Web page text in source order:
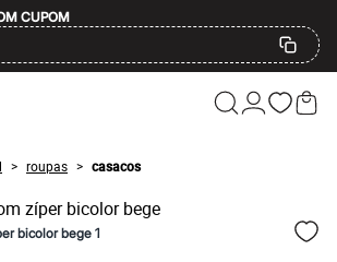
CUPOM
> roupas > casacos
bicolor bege 1